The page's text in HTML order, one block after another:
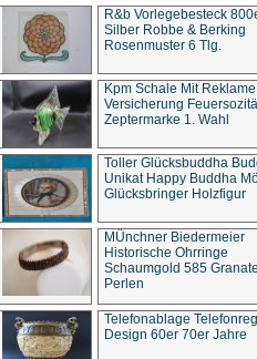
R&b Vorlegebesteck
Silber Robbe & Berking
Rosenmuster 6 Tlg.
Kpm Schale Mit Reklame
Versicherung
Zeptermarke 1. Wahl
Toller Glücksbuddha
Unikat Happy Buddha
Glücksbringer Holzfigur
MÜnchner Biedermeier
Historische Ohrringe
Schaumgold 585
Perlen
Telefonablage
Design 60er 70er Jahre